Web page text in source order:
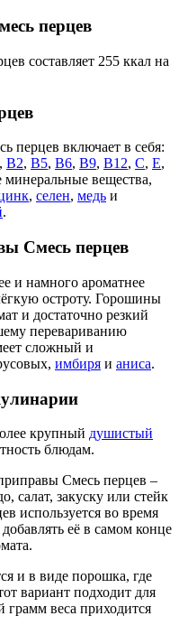
перцев
составляет 255 ккал на
перцев включает в себя:
, В2, В5, В6, В9, В12, С, Е,
вещества,
, селен, медь и
.
Смесь перцев
и намного ароматнее
остроту. Горошины
и достаточно резкий
перевариванию
сложный и
имбиря и аниса.
крупный душистый
блюдам.
Смесь перцев –
салат, закуску или стейк
используется во время
её в самом конце
и в виде порошка, где
вариант подходит для
веса приходится